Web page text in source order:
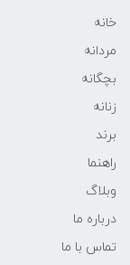
خانه
مردانه
بچگانه
زنانه
برند
راهنما
وبلاگ
درباره ما
تماس با ما